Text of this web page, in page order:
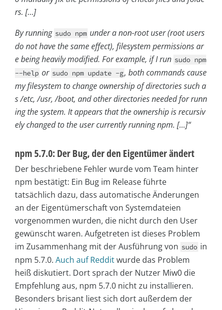
rs. […]
By running sudo npm under a non-root user (root users
do not have the same effect), filesystem permissions ar
e being heavily modified. For example, if I run sudo npm
--help or sudo npm update -g, both commands cause
my filesystem to change ownership of directories such a
s /etc, /usr, /boot, and other directories needed for runn
ing the system. It appears that the ownership is recursiv
ely changed to the user currently running npm. […]“
npm 5.7.0: Der Bug, der den Eigentümer ändert
Der beschriebene Fehler wurde vom Team hinter
npm bestätigt: Ein Bug im Release führte
tatsächlich dazu, dass automatische Änderungen
an der Eigentümerschaft von Systemdateien
vorgenommen wurden, die nicht durch den User
gewünscht waren. Aufgetreten ist dieses Problem
im Zusammenhang mit der Ausführung von sudo in
npm 5.7.0. Auch auf Redditwurde das Problem
heiß diskutiert. Dort sprach der Nutzer Miw0 die
Empfehlung aus, npm 5.7.0 nicht zu installieren.
Besonders brisant liest sich dort außerdem der